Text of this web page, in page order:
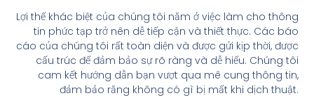
Lợi thế khác biệt của chúng tôi nằm ở việc làm cho thông
tin phức tạp trở nên dễ tiếp cận và thiết thực. Các báo
cáo của chúng tôi rất toàn diện và được gửi kịp thời, được
cấu trúc để đảm bảo sự rõ ràng và dễ hiểu. Chúng tôi
cam kết hướng dẫn bạn vượt qua mê cung thông tin,
đảm bảo rằng không có gì bị mất khi dịch thuật.